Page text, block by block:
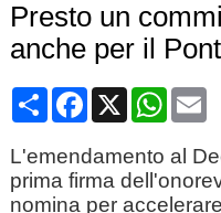
Presto un
anche per il
CondividiFacebook
X
L'emendamento al
prima firma
nomina per